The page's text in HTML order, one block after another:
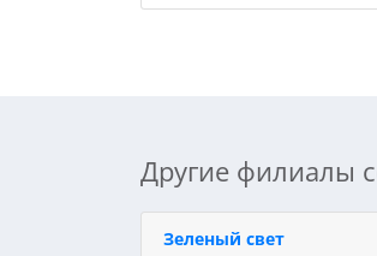
Другие филиалы
Зеленый свет